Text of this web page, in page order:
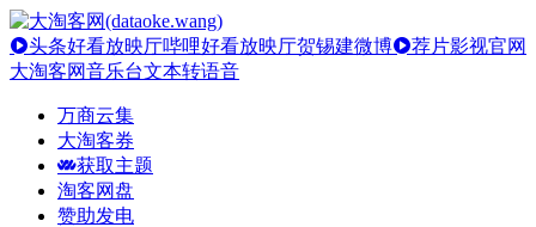
头条好看放映厅哔哩好看放映厅贺锡建微博
荐片影视官网
大淘客网音乐台文本转语音
万商云集
大淘客券
获取主题
淘客网盘
赞助发电